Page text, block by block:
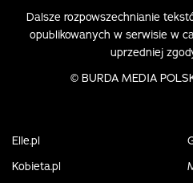
Dalsze rozpowszechnianie
opublikowanych w serwisie w
uprzedniej
© BURDA MEDIA
Elle.pl
Kobieta.pl